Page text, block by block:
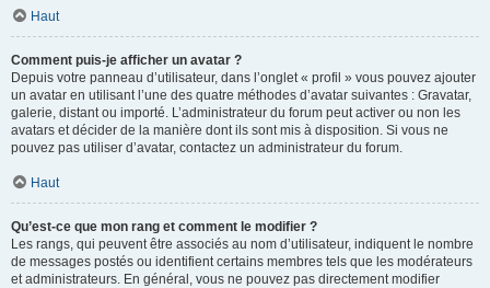
Haut
Comment puis-je afficher un avatar ?
Depuis votre panneau d’utilisateur, dans l’onglet « profil » vous pouvez ajouter
un avatar en utilisant l’une des quatre méthodes d’avatar suivantes : Gravatar,
galerie, distant ou importé. L’administrateur du forum peut activer ou non les
avatars et décider de la manière dont ils sont mis à disposition. Si vous ne
pouvez pas utiliser d’avatar, contactez un administrateur du forum.
Haut
Qu’est-ce que mon rang et comment le modifier ?
Les rangs, qui peuvent être associés au nom d’utilisateur, indiquent le nombre
de messages postés ou identifient certains membres tels que les modérateurs
et administrateurs. En général, vous ne pouvez pas directement modifier